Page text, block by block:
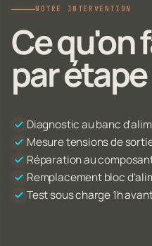
NOTRE INTERVENTION
Ce qu'on
par étape
Diagnostic au banc
Mesure tensions de
Réparation au
Remplacement bloc
Test sous charge 1h